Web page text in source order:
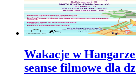
Wakacje w
seanse filmowe dla